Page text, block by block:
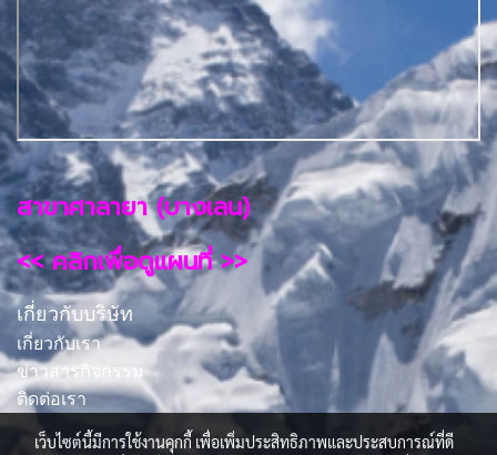
สาขาศาลายา (บางเลน)
<< คลิกเพื่อดูแผนที่ >>
เกี่ยวกับบริษัท
เกี่ยวกับเรา
ข่าวสารกิจกรรม
ติดต่อเรา
เว็บไซต์นี้มีการใช้งานคุกกี้ เพื่อเพิ่มประสิทธิภาพและประสบการณ์ที่ดี